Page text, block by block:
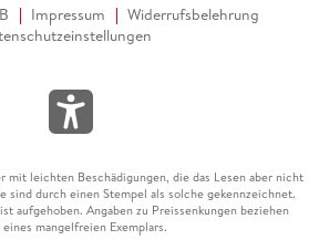
Impressum
Widerrufsbelehrung
mit leichten Beschädigungen, die das Lesen aber nicht
sind durch einen Stempel als solche gekennzeichnet.
aufgehoben. Angaben zu Preissenkungen beziehen
mangelfreien Exemplars.